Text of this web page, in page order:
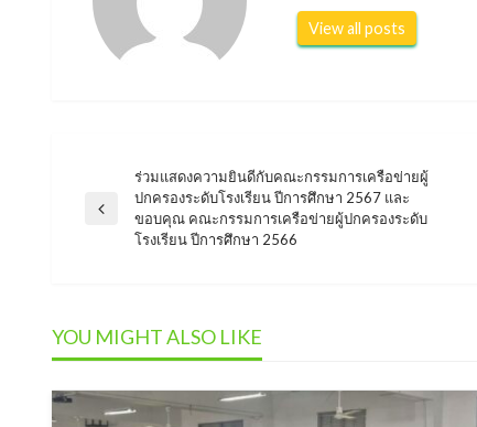
View all posts
แนะแนว
เรื่อง
Previous
ร่วมแสดงความยินดีกับคณะกรรมการเครือข่ายผู้
ปกครองระดับโรงเรียน ปีการศึกษา 2567 และ
ขอบคุณ คณะกรรมการเครือข่ายผู้ปกครองระดับ
โรงเรียน ปีการศึกษา 2566
YOU MIGHT ALSO LIKE